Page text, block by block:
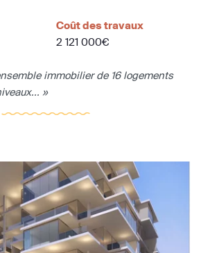
Coût des travaux
2 121 000€
immobilier de 16 logements
»